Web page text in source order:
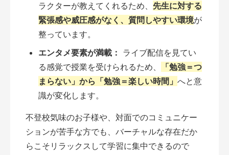
ラクターが教えてくれるため、 先生に対する
緊張感や威圧感がなく、質問しやすい環境が
整っています。
エンタメ要素が満載： ライブ配信を見てい
る感覚で授業を受けられるため、
「勉強＝つ
まらない」から「勉強＝楽しい時間」 へと意
識が変化します。
不登校気味のお子様や、対面でのコミュニケー
ションが苦手な方でも、バーチャルな存在だか
らこそリラックスして学習に集中できるので